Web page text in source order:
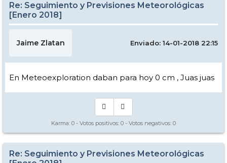
Re: Seguimiento y Previsiones Meteorológicas
[Enero 2018]
Jaime Zlatan Enviado: 14-01-2018 22:15
En Meteoexploration daban para hoy 0 cm , Juas juas
Karma: 0 - Votos positivos: 0 - Votos negativos: 0
Re: Seguimiento y Previsiones Meteorológicas